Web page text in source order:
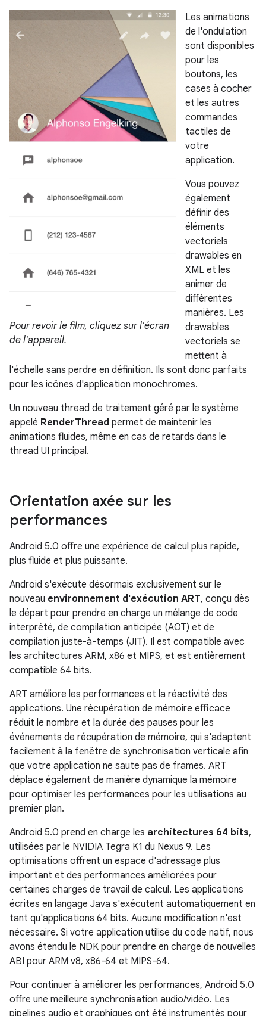
Pour revoir le film, cliquez sur l'écran
de l'appareil.
Les animations
de l'ondulation
sont disponibles
pour les
boutons, les
cases à cocher
et les autres
commandes
tactiles de
votre
application.
Vous pouvez
également
définir des
éléments
vectoriels
drawables en
XML et les
animer de
différentes
manières. Les
drawables
vectoriels se
mettent à
l'échelle sans perdre en définition. Ils sont donc parfaits
pour les icônes d'application monochromes.
Un nouveau thread de traitement géré par le système
appelé RenderThread permet de maintenir les
animations fluides, même en cas de retards dans le
thread UI principal.
Orientation axée sur les
performances
Android 5.0 offre une expérience de calcul plus rapide,
plus fluide et plus puissante.
Android s'exécute désormais exclusivement sur le
nouveau environnement d'exécution ART, conçu dès
le départ pour prendre en charge un mélange de code
interprété, de compilation anticipée (AOT) et de
compilation juste-à-temps (JIT). Il est compatible avec
les architectures ARM, x86 et MIPS, et est entièrement
compatible 64 bits.
ART améliore les performances et la réactivité des
applications. Une récupération de mémoire efficace
réduit le nombre et la durée des pauses pour les
événements de récupération de mémoire, qui s'adaptent
facilement à la fenêtre de synchronisation verticale afin
que votre application ne saute pas de frames. ART
déplace également de manière dynamique la mémoire
pour optimiser les performances pour les utilisations au
premier plan.
Android 5.0 prend en charge les architectures 64 bits,
utilisées par le NVIDIA Tegra K1 du Nexus 9. Les
optimisations offrent un espace d'adressage plus
important et des performances améliorées pour
certaines charges de travail de calcul. Les applications
écrites en langage Java s'exécutent automatiquement en
tant qu'applications 64 bits. Aucune modification n'est
nécessaire. Si votre application utilise du code natif, nous
avons étendu le NDK pour prendre en charge de nouvelles
ABI pour ARM v8, x86-64 et MIPS-64.
Pour continuer à améliorer les performances, Android 5.0
offre une meilleure synchronisation audio/vidéo. Les
pipelines audio et graphiques ont été instrumentés pour